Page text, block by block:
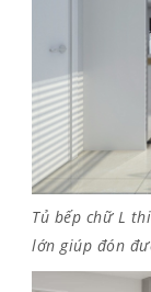
Tủ bếp chữ L
lớn giúp đón